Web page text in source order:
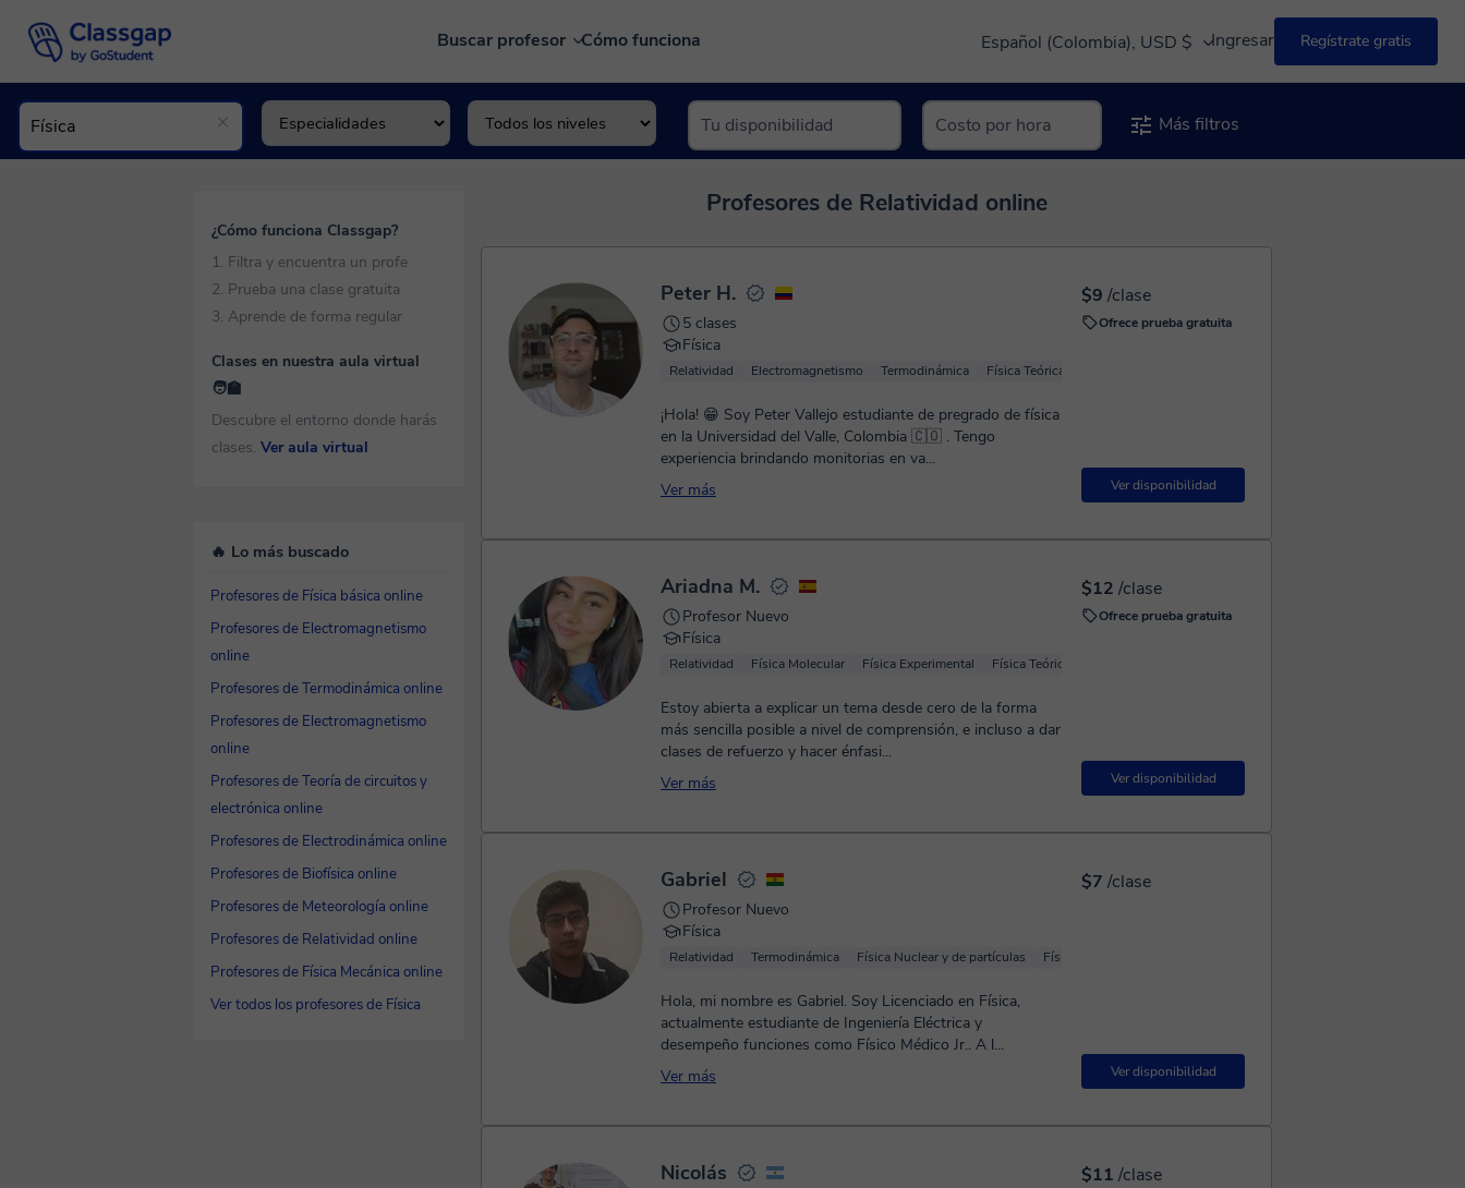
Buscar profesor Cómo funciona Español (Colombia), USD $ Ingresar Regístrate gratis
Más filtros
Profesores de Relatividad online
$9 /clase
Ofrece prueba gratuita
Ver disponibilidad
Peter H.
5 clases
Física
Relatividad Electromagnetismo Termodinámica Física Teórica
¡Hola! 😁 Soy Peter Vallejo estudiante de pregrado de física
en la Universidad del Valle, Colombia 🇨🇴 . Tengo
experiencia brindando monitorias en va...
Ver más
$12 /clase
Ofrece prueba gratuita
Ver disponibilidad
Ariadna M.
Profesor Nuevo
Física
Relatividad Física Molecular Física Experimental Física Teórica
Estoy abierta a explicar un tema desde cero de la forma
más sencilla posible a nivel de comprensión, e incluso a dar
clases de refuerzo y hacer énfasi...
Ver más
$7 /clase
Ver disponibilidad
Gabriel
Profesor Nuevo
Física
Relatividad Termodinámica Física Nuclear y de partículas Física de fluidos
Hola, mi nombre es Gabriel. Soy Licenciado en Física,
actualmente estudiante de Ingeniería Eléctrica y
desempeño funciones como Físico Médico Jr.. A l...
Ver más
$11 /clase
Nicolás
¿Cómo funciona Classgap?
1. Filtra y encuentra un profe
2. Prueba una clase gratuita
3. Aprende de forma regular
Clases en nuestra aula virtual
🧑‍🏫
Descubre el entorno donde harás
clases. Ver aula virtual
🔥 Lo más buscado
Profesores de Física básica online
Profesores de Electromagnetismo
online
Profesores de Termodinámica online
Profesores de Electromagnetismo
online
Profesores de Teoría de circuitos y
electrónica online
Profesores de Electrodinámica online
Profesores de Biofísica online
Profesores de Meteorología online
Profesores de Relatividad online
Profesores de Física Mecánica online
Ver todos los profesores de Física